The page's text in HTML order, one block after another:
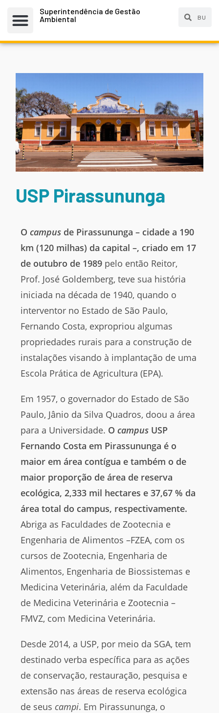
Superintendência de Gestão
Ambiental
USP Pirassununga
Ocampus de Pirassununga – cidade a 190
km (120 milhas) da capital –, criado em 17
de outubro de 1989 pelo então Reitor,
Prof. José Goldemberg, teve sua história
iniciada na década de 1940, quando o
interventor no Estado de São Paulo,
Fernando Costa, expropriou algumas
propriedades rurais para a construção de
instalações visando à implantação de uma
Escola Prática de Agricultura (EPA).
Em 1957, o governador do Estado de São
Paulo, Jânio da Silva Quadros, doou a área
para a Universidade. Ocampus USP
Fernando Costa em Pirassununga é o
maior em área contígua e também o de
maior proporção de área de reserva
ecológica, 2,333 mil hectares e 37,67 % da
área total do campus, respectivamente.
Abriga as Faculdades de Zootecnia e
Engenharia de Alimentos –FZEA, com os
cursos de Zootecnia, Engenharia de
Alimentos, Engenharia de Biossistemas e
Medicina Veterinária, além da Faculdade
de Medicina Veterinária e Zootecnia –
FMVZ, com Medicina Veterinária.
Desde 2014, a USP, por meio da SGA, tem
destinado verba específica para as ações
de conservação, restauração, pesquisa e
extensão nas áreas de reserva ecológica
de seus campi. Em Pirassununga, o